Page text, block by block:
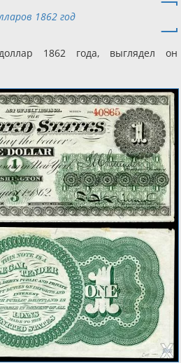
1862 год
1862 года, выглядел он